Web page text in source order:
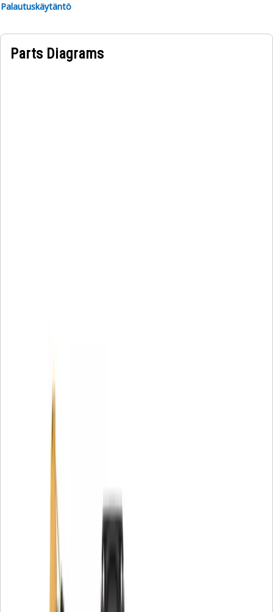
Palautuskäytäntö
Parts Diagrams